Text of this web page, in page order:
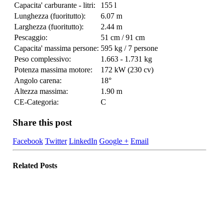
Capacita' carburante - litri:
155 l
Lunghezza (fuoritutto):
6.07 m
Larghezza (fuoritutto):
2.44 m
Pescaggio:
51 cm / 91 cm
Capacita' massima persone: 595 kg / 7 persone
Peso complessivo:
1.663 - 1.731 kg
Potenza massima motore:
172 kW (230 cv)
Angolo carena:
18°
Altezza massima:
1.90 m
CE-Categoria:
C
Share this post
Facebook Twitter LinkedIn Google + Email
Related Posts